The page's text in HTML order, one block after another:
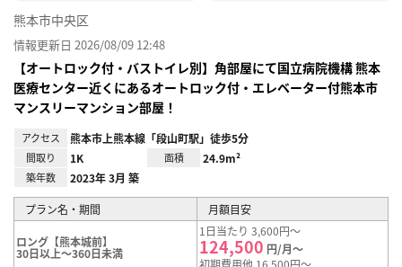
熊本市中央区
情報更新日 2026/08/09 12:48
【オートロック付・バストイレ別】角部屋にて国立病院機構 熊本
医療センター近くにあるオートロック付・エレベーター付熊本市
マンスリーマンション部屋！
アクセス 熊本市上熊本線「段山町駅」徒歩5分
間取り 1K 面積 24.9m²
築年数 2023年 3月 築
プラン名・期間 月額目安
ロング【熊本城前】
30日以上～360日未満
1日当たり 3,600円～
124,500 円/月～
初期費用他 16,500円～